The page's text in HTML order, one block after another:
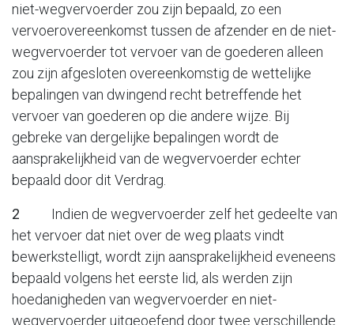
niet-wegvervoerder zou zijn bepaald, zo een
vervoerovereenkomst tussen de afzender en de niet-
wegvervoerder tot vervoer van de goederen alleen
zou zijn afgesloten overeenkomstig de wettelijke
bepalingen van dwingend recht betreffende het
vervoer van goederen op die andere wijze. Bij
gebreke van dergelijke bepalingen wordt de
aansprakelijkheid van de wegvervoerder echter
bepaald door dit Verdrag.
2
Indien de wegvervoerder zelf het gedeelte van
het vervoer dat niet over de weg plaats vindt
bewerkstelligt, wordt zijn aansprakelijkheid eveneens
bepaald volgens het eerste lid, als werden zijn
hoedanigheden van wegvervoerder en niet-
wegvervoerder uitgeoefend door twee verschillende